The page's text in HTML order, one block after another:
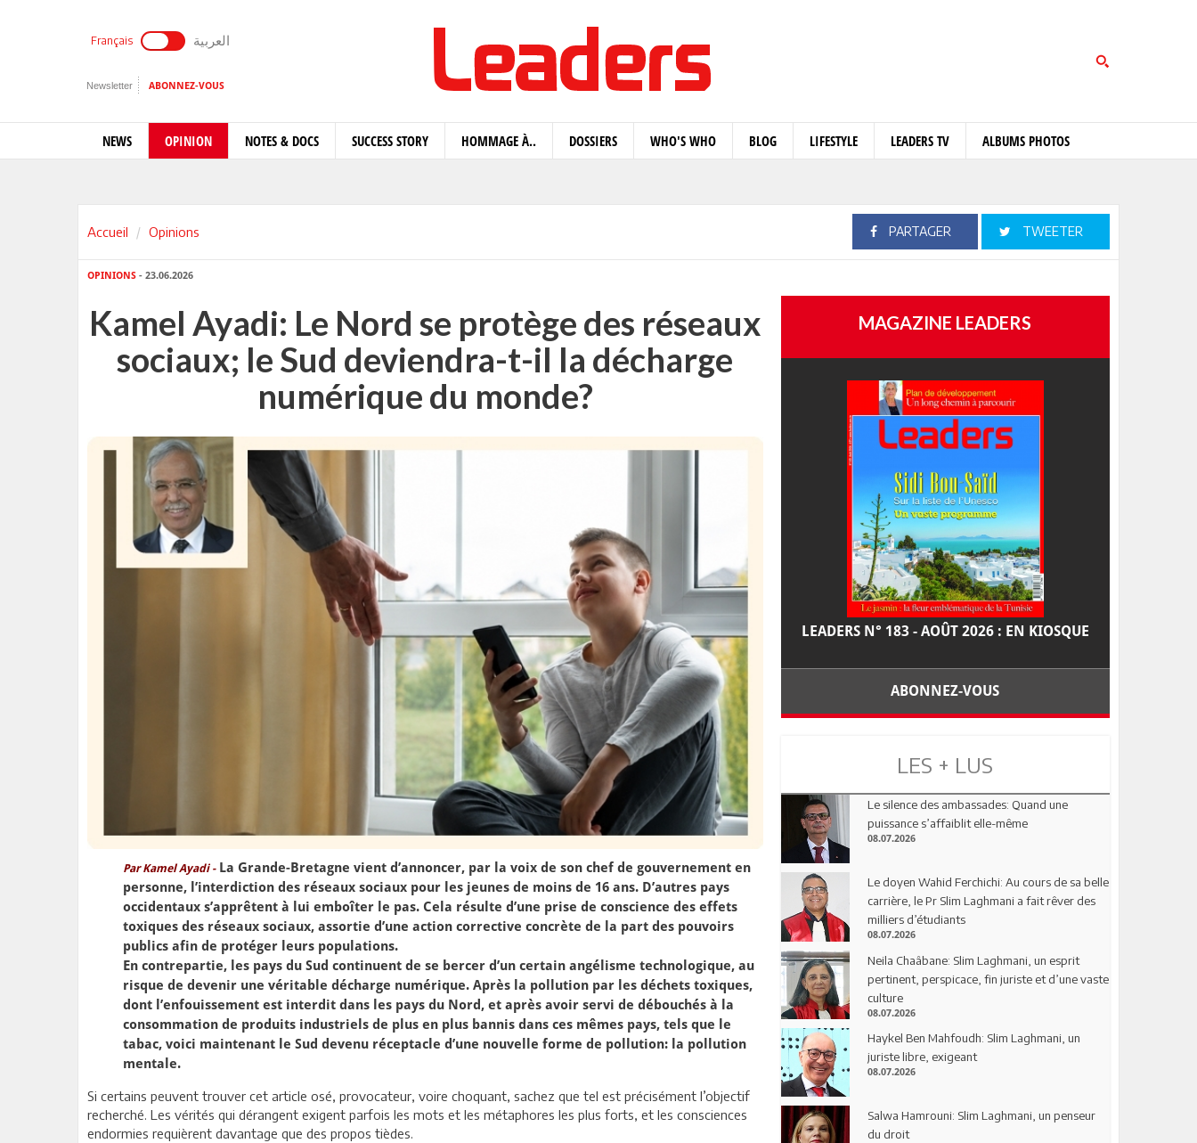
Français العربية
Newsletter ABONNEZ-VOUS
NEWS OPINION NOTES & DOCS SUCCESS STORY HOMMAGE À.. DOSSIERS WHO'S WHO BLOG LIFESTYLE LEADERS TV ALBUMS PHOTOS
Accueil Opinions PARTAGER TWEETER
OPINIONS - 23.06.2026
Kamel Ayadi: Le Nord se protège des réseaux
sociaux; le Sud deviendra-t-il la décharge
numérique du monde?
Par Kamel Ayadi -La Grande-Bretagne vient d’annoncer, par la voix de son chef de gouvernement en
personne, l’interdiction des réseaux sociaux pour les jeunes de moins de 16 ans. D’autres pays
occidentaux s’apprêtent à lui emboîter le pas. Cela résulte d’une prise de conscience des effets
toxiques des réseaux sociaux, assortie d’une action corrective concrète de la part des pouvoirs
publics afin de protéger leurs populations.
En contrepartie, les pays du Sud continuent de se bercer d’un certain angélisme technologique, au
risque de devenir une véritable décharge numérique. Après la pollution par les déchets toxiques,
dont l’enfouissement est interdit dans les pays du Nord, et après avoir servi de débouchés à la
consommation de produits industriels de plus en plus bannis dans ces mêmes pays, tels que le
tabac, voici maintenant le Sud devenu réceptacle d’une nouvelle forme de pollution: la pollution
mentale.
Si certains peuvent trouver cet article osé, provocateur, voire choquant, sachez que tel est précisément l’objectif
recherché. Les vérités qui dérangent exigent parfois les mots et les métaphores les plus forts, et les consciences
endormies requièrent davantage que des propos tièdes.
MAGAZINE LEADERS
LEADERS N° 183 - AOÛT 2026 : EN KIOSQUE
ABONNEZ-VOUS
LES + LUS
Le silence des ambassades: Quand une
puissance s’affaiblit elle-même
08.07.2026
Le doyen Wahid Ferchichi: Au cours de sa belle
carrière, le Pr Slim Laghmani a fait rêver des
milliers d’étudiants
08.07.2026
Neila Chaâbane: Slim Laghmani, un esprit
pertinent, perspicace, fin juriste et d’une vaste
culture
08.07.2026
Haykel Ben Mahfoudh: Slim Laghmani, un
juriste libre, exigeant
08.07.2026
Salwa Hamrouni: Slim Laghmani, un penseur
du droit